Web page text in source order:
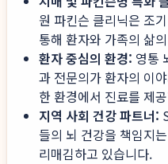
원 파킨슨 클리닉은 조
통해 환자와 가족의 삶
환자 중심의 환경: 영통
과 전문의가 환자의 이
한 환경에서 진료를 제
지역 사회 건강 파트너:
들의 뇌 건강을 책임지
리매김하고 있습니다.